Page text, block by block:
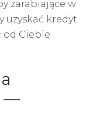
zarabiające w
uzyskać kredyt
od Ciebie
—